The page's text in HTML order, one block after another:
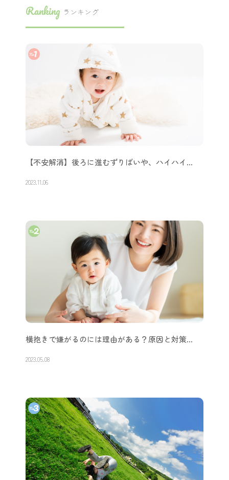
Ranking ランキング
【不安解消】後ろに進むずりばいや、ハイハイ…
2023.11.06
横抱きで嫌がるのには理由がある？原因と対策…
2023.05.08